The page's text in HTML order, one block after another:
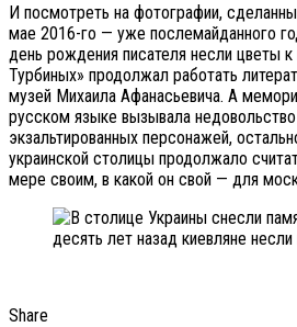
И посмотреть на фотографии,
мае 2016-го — уже послемайданного
день рождения писателя несли цветы
Турбиных» продолжал работать
музей Михаила Афанасьевича. А
русском языке вызывала
экзальтированных персонажей,
украинской столицы продолжало
мере своим, в какой он свой — для
Share